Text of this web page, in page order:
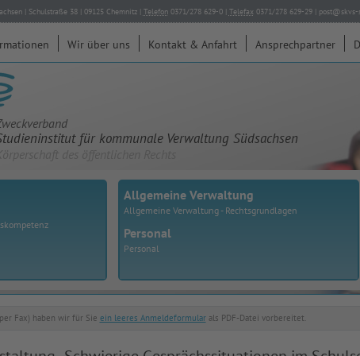
| Schulstraße 38| 09125 Chemnitz| Telefon 0371/278 629-0| Telefax 0371/278 629-29| post@skvs-
Wir über uns Kontakt & Anfahrt Ansprechpartner
für kommunale Verwaltung Südsachsen
des öffentlichen Rechts
Allgemeine Verwaltung
Allgemeine Verwaltung - Rechtsgrundlagen
Personal
Personal
Fax) haben wir für Sie ein leeres Anmeldeformularals PDF-Datei vorbereitet.